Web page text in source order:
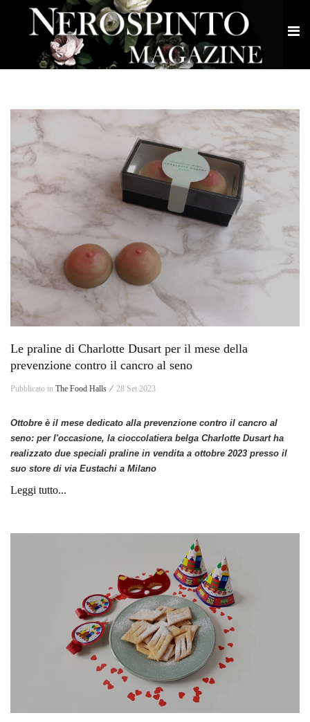
Le praline di Charlotte Dusart per il mese della
prevenzione contro il cancro al seno
Pubblicato in The Food Halls ⁄ 28 Set 2023
Ottobre è il mese dedicato alla prevenzione contro il cancro al
seno: per l'occasione, la cioccolatiera belga Charlotte Dusart ha
realizzato due speciali praline in vendita a ottobre 2023 presso il
suo store di via Eustachi a Milano
Leggi tutto...